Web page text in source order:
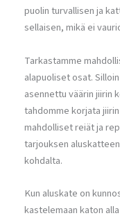
puolin turvallisen ja
sellaisen, mikä ei
Tarkastamme
alapuoliset osat.
asennettu väärin jiirin
tahdomme korjata
mahdolliset reiät ja
tarjouksen
kohdalta.
Kun aluskate on
kastelemaan katon